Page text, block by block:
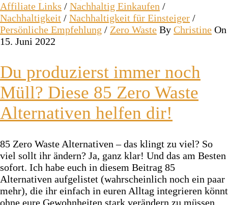
Affiliate Links / Nachhaltig Einkaufen /
Nachhaltigkeit / Nachhaltigkeit für Einsteiger /
Persönliche Empfehlung / Zero Waste By Christine On
15. Juni 2022
Du produzierst immer noch
Müll? Diese 85 Zero Waste
Alternativen helfen dir!
85 Zero Waste Alternativen – das klingt zu viel? So
viel sollt ihr ändern? Ja, ganz klar! Und das am Besten
sofort. Ich habe euch in diesem Beitrag 85
Alternativen aufgelistet (wahrscheinlich noch ein paar
mehr), die ihr einfach in euren Alltag integrieren könnt
ohne eure Gewohnheiten stark verändern zu müssen.